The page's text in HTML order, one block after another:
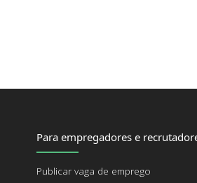
Para empregadores e
Publicar vaga de emprego